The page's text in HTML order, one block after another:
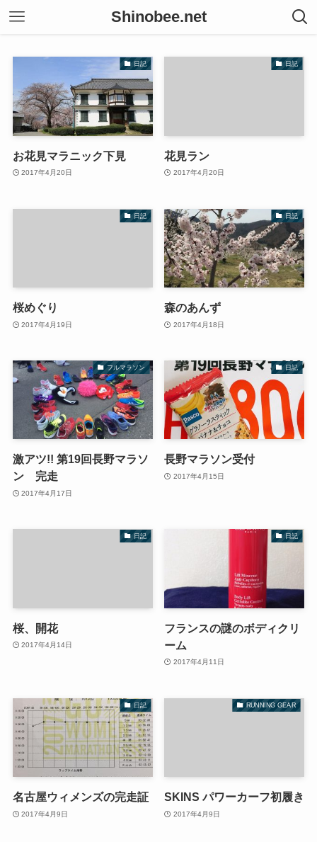
Shinobee.net
日記
お花見マラニック下見
2017年4月20日
日記
花見ラン
2017年4月20日
日記
桜めぐり
2017年4月19日
日記
森のあんず
2017年4月18日
フルマラソン
激アツ!! 第19回長野マラソ
ン 完走
2017年4月17日
日記
長野マラソン受付
2017年4月15日
日記
桜、開花
2017年4月14日
日記
フランスの謎のボディクリ
ーム
2017年4月11日
日記
名古屋ウィメンズの完走証
2017年4月9日
RUNNING GEAR
SKINS パワーカーフ初履き
2017年4月9日